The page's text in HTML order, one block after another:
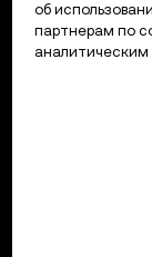
об
партнерам по